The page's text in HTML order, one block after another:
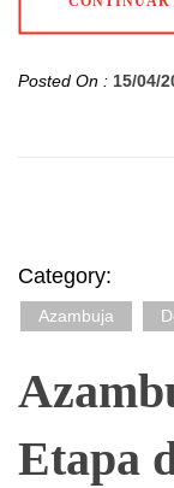
Posted On : 15/04/
Category:
Azambuja
Etapa